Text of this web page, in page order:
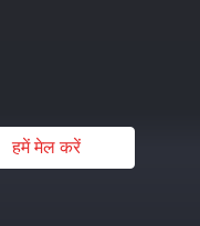
हमें मेल करें